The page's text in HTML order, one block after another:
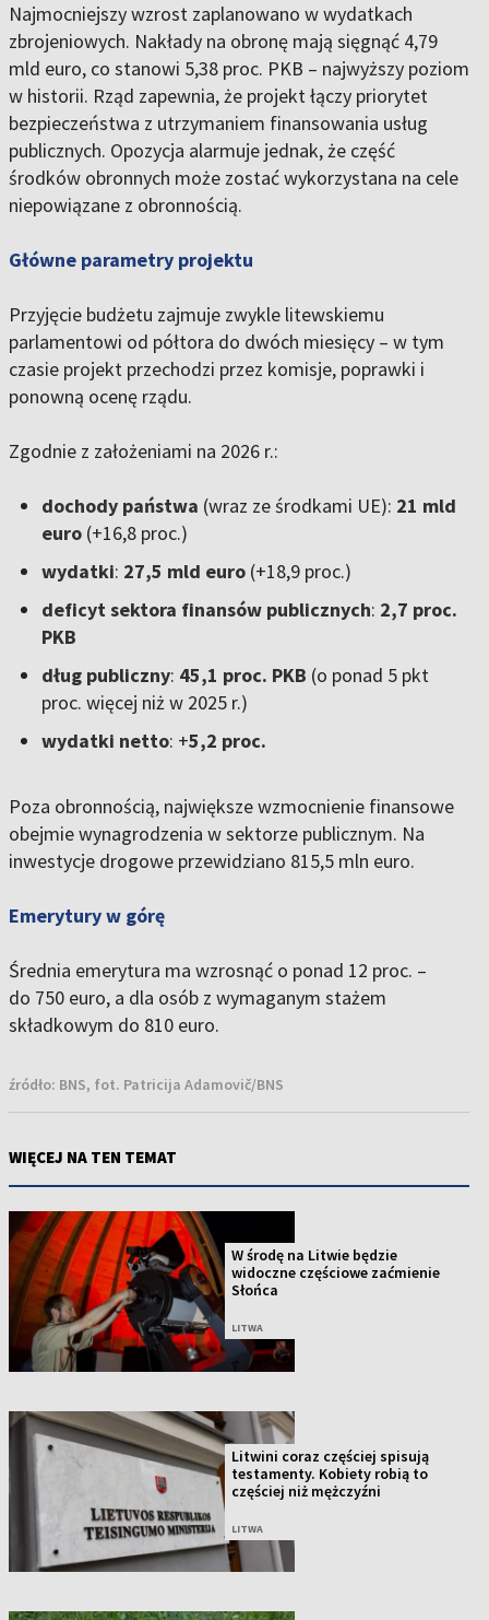
Najmocniejszy wzrost zaplanowano w wydatkach
zbrojeniowych. Nakłady na obronę mają sięgnąć 4,79
mld euro, co stanowi 5,38 proc. PKB – najwyższy poziom
w historii. Rząd zapewnia, że projekt łączy priorytet
bezpieczeństwa z utrzymaniem finansowania usług
publicznych. Opozycja alarmuje jednak, że część
środków obronnych może zostać wykorzystana na cele
niepowiązane z obronnością.
Główne parametry projektu
Przyjęcie budżetu zajmuje zwykle litewskiemu
parlamentowi od półtora do dwóch miesięcy – w tym
czasie projekt przechodzi przez komisje, poprawki i
ponowną ocenę rządu.
Zgodnie z założeniami na 2026 r.:
dochody państwa (wraz ze środkami UE): 21 mld
euro (+16,8 proc.)
wydatki: 27,5 mld euro (+18,9 proc.)
deficyt sektora finansów publicznych: 2,7 proc.
PKB
dług publiczny: 45,1 proc. PKB (o ponad 5 pkt
proc. więcej niż w 2025 r.)
wydatki netto: +5,2 proc.
Poza obronnością, największe wzmocnienie finansowe
obejmiewynagrodzenia w sektorze publicznym. Na
inwestycje drogowe przewidziano 815,5 mln euro.
Emerytury w górę
Średnia emerytura ma wzrosnąć o ponad 12 proc. –
do 750 euro, a dla osób z wymaganym stażem
składkowym do 810 euro.
źródło: BNS, fot. Patricija Adamovič/BNS
WIĘCEJ NA TEN TEMAT
W środę na Litwie będzie
widoczne częściowe zaćmienie
Słońca
LITWA
Litwini coraz częściej spisują
testamenty. Kobiety robią to
częściej niż mężczyźni
LITWA